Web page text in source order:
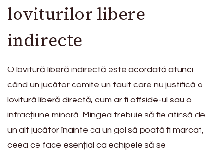
loviturilor libere
indirecte
O lovitură liberă indirectă este acordată atunci
când un jucător comite un fault care nu justifică o
lovitură liberă directă, cum ar fi offside-ul sau o
infracțiune minoră. Mingea trebuie să fie atinsă de
un alt jucător înainte ca un gol să poată fi marcat,
ceea ce face esențial ca echipele să se